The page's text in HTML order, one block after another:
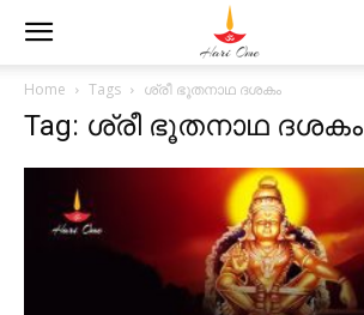
Home Tags ശ്രീ ഭൂതനാഥ ദശകം
Tag: ശ്രീ ഭൂതനാഥ ദശകം